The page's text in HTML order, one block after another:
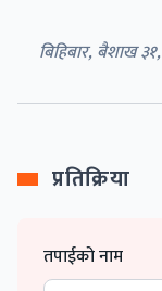
बिहिबार, बैशाख
प्रतिक्रिया
तपाईको नाम